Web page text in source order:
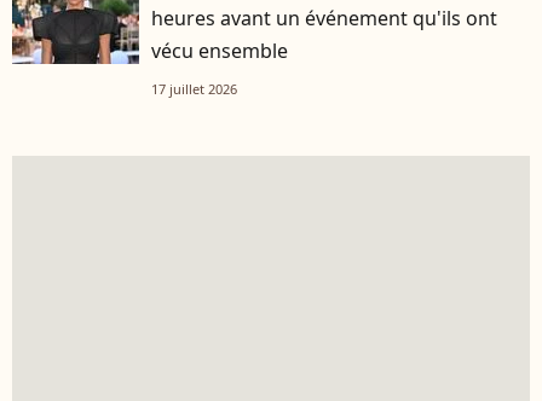
heures avant un événement qu'ils ont
vécu ensemble
17 juillet 2026